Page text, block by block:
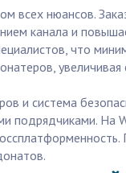
нюансов.
канала и
что
и система
подрядчиками.